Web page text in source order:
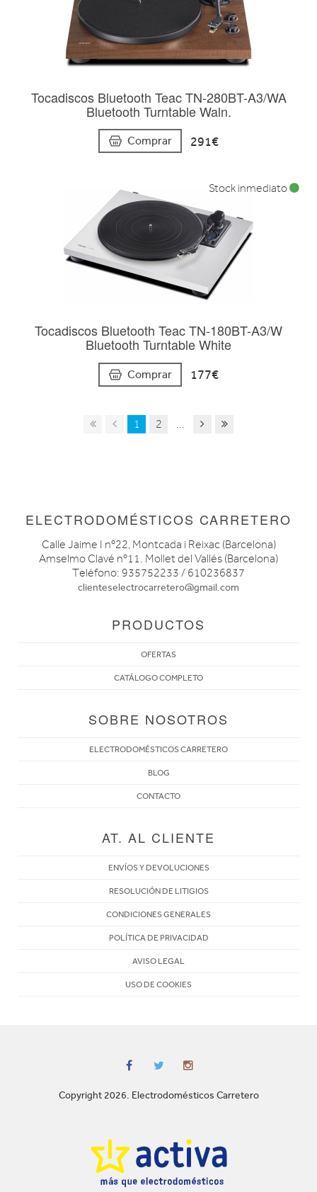
Tocadiscos Bluetooth Teac TN-280BT-A3/WA
Bluetooth Turntable Waln.
Comprar 291€
Tocadiscos Bluetooth Teac TN-180BT-A3/W
Bluetooth Turntable White
Comprar 177€
Stock inmediato
1 2 ...
ELECTRODOMÉSTICOS CARRETERO
Calle Jaime I nº22, Montcada i Reixac (Barcelona)
Amselmo Clavé nº11. Mollet del Vallés (Barcelona)
Teléfono: 935752233 / 610236837
clienteselectrocarretero@gmail.com
PRODUCTOS
OFERTAS
CATÁLOGO COMPLETO
SOBRE NOSOTROS
ELECTRODOMÉSTICOS CARRETERO
BLOG
CONTACTO
AT. AL CLIENTE
ENVÍOS Y DEVOLUCIONES
RESOLUCIÓN DE LITIGIOS
CONDICIONES GENERALES
POLÍTICA DE PRIVACIDAD
AVISO LEGAL
USO DE COOKIES
Copyright 2026. Electrodomésticos Carretero